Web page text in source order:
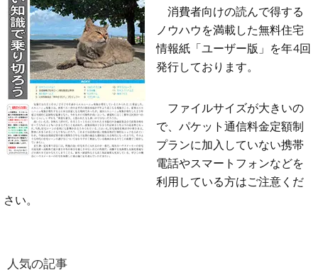
消費者向けの読んで得する
ノウハウを満載した無料住宅
情報紙「ユーザー版」を年4回
発行しております。
ファイルサイズが大きいの
で、パケット通信料金定額制
プランに加入していない携帯
電話やスマートフォンなどを
利用している方はご注意くだ
さい。
人気の記事